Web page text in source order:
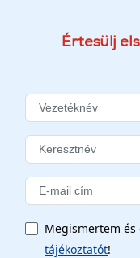
Értesülj
Megismertem és
tájékoztatót!